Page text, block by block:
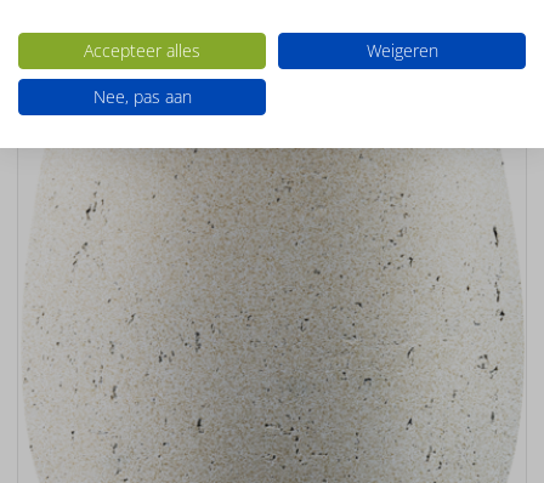
Accepteer alles
Weigeren
Nee, pas aan